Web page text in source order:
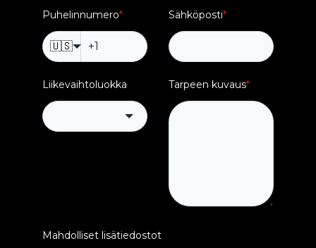
Puhelinnumero*
🇺🇸
Sähköposti*
Liikevaihtoluokka Tarpeen kuvaus*
Mahdolliset lisätiedostot